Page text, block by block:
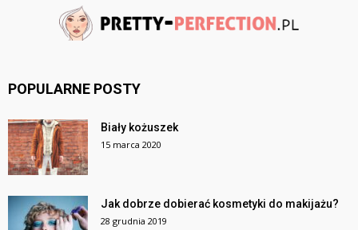
POPULARNE POSTY
Biały kożuszek
15 marca 2020
Jak dobrze dobierać kosmetyki do makijażu?
28 grudnia 2019